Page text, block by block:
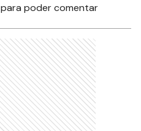
para poder comentar